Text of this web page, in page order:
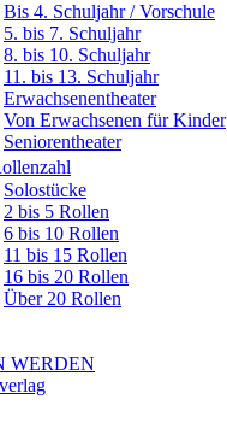
Bis 4. Schuljahr / Vorschule
5. bis 7. Schuljahr
8. bis 10. Schuljahr
11. bis 13. Schuljahr
Erwachsenentheater
Von Erwachsenen für Kinder
Seniorentheater
Solostücke
2 bis 5 Rollen
6 bis 10 Rollen
11 bis 15 Rollen
16 bis 20 Rollen
Über 20 Rollen
WERDEN